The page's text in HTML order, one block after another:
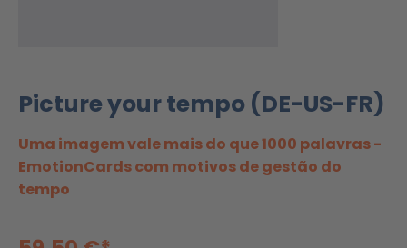
Picture your tempo (DE-US-FR)
Uma imagem vale mais do que 1000 palavras -
EmotionCards com motivos de gestão do
tempo